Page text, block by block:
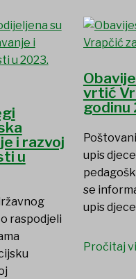
i razvoj
u
raspodjeli
vrtić
godinu
upis
se
upis
Pročitaj